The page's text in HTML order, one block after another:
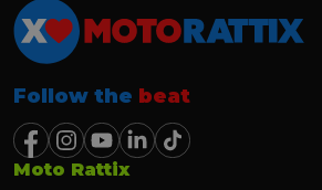
Follow the beat
Moto Rattix